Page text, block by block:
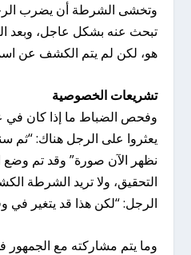
وتخشى الشرطة أن يضرب
تبحث عنه بشكل عاجل، وبعد
هو، لكن لم يتم الكشف عن
تشريعات الخصوصية
وفحص الضباط ما إذا كان في
يعثروا على الرجل هناك: “ثم
نظهر الآن صورة” وقد تم
التحقيق، ولا تريد الشرطة
الرجل: “لكن هذا قد يتغير في
وما يتم مشاركته مع الجمهور